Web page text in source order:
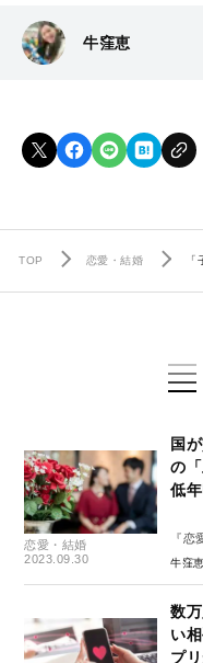
牛窪恵
TOP 恋愛・結婚
恋愛・結婚
2023.09.30
国
の
低
『恋
牛窪恵
数
い
プ